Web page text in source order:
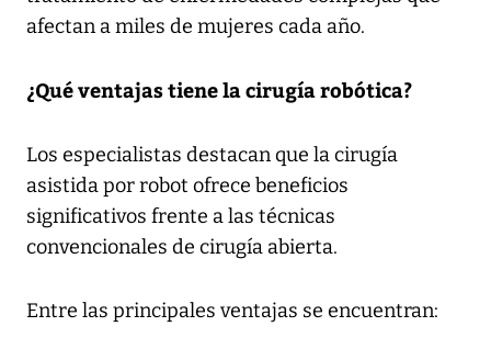
afectan a miles de mujeres cada año.
¿Qué ventajas tiene la cirugía robótica?
Los especialistas destacan que la cirugía
asistida por robot ofrece beneficios
significativos frente a las técnicas
convencionales de cirugía abierta.
Entre las principales ventajas se encuentran: